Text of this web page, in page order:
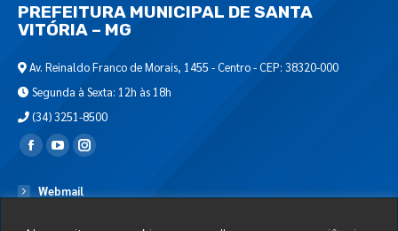
PREFEITURA MUNICIPAL DE SANTA
VITÓRIA – MG
Av. Reinaldo Franco de Morais, 1455 - Centro - CEP: 38320-000
Segunda à Sexta: 12h às 18h
(34) 3251-8500
Encontre-nos em:
Webmail